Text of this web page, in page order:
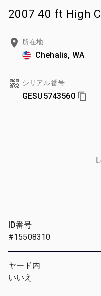
2007 40 ft High
所在地
Chehalis, WA
シリアル番号
GESU5743560
ID番号
#15508310
ヤード内
いいえ